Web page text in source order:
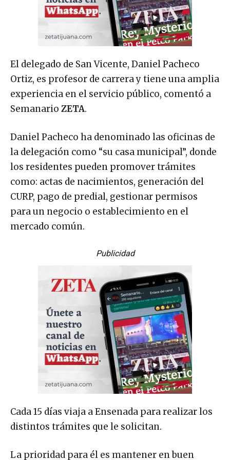
El delegado de San Vicente, Daniel Pacheco
Ortiz, es profesor de carrera y tiene una amplia
experiencia en el servicio público, comentó a
Semanario ZETA.
Daniel Pacheco ha denominado las oficinas de
la delegación como “su casa municipal”, donde
los residentes pueden promover trámites
como: actas de nacimientos, generación del
CURP, pago de predial, gestionar permisos
para un negocio o establecimiento en el
mercado común.
Publicidad
Cada 15 días viaja a Ensenada para realizar los
distintos trámites que le solicitan.
La prioridad para él es mantener en buen